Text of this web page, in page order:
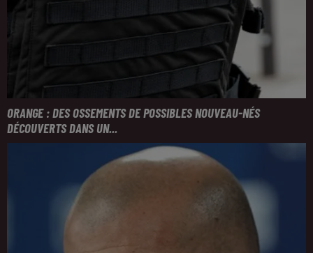
ORANGE : DES OSSEMENTS DE POSSIBLES NOUVEAU-NÉS
DÉCOUVERTS DANS UN...